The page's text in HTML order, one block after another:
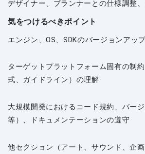
デザイナー、プランナーとの仕様調整
気をつけるべきポイント
エンジン、OS、SDKのバージョンアッ
ターゲットプラットフォーム固有の制
式、ガイドライン）の理解
大規模開発におけるコード規約、バー
等）、ドキュメンテーションの遵守
他セクション（アート、サウンド、企